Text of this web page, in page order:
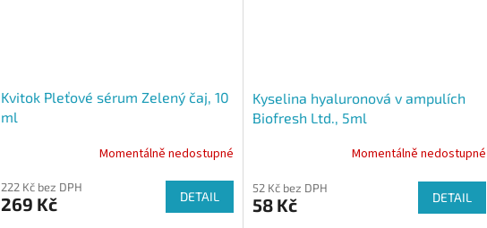
Kvitok Pleťové sérum Zelený čaj, 10
ml
Momentálně nedostupné
222 Kč bez DPH
269 Kč DETAIL
Kyselina hyaluronová v ampulích
Biofresh Ltd., 5ml
Momentálně nedostupné
52 Kč bez DPH
58 Kč DETAIL